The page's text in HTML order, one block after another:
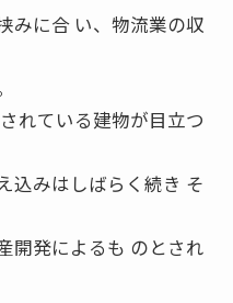
みに合 い、物流業の収
れている建物が目立つ
込みはしばらく続き そ
開発によるも のとされ